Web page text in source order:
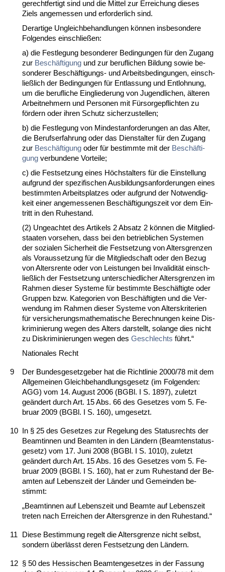
ge­recht­fer­tigt sind und die Mit­tel zur Er­rei­chung die­ses
Ziels an­ge­mes­sen und er­for­der­lich sind.
Der­ar­ti­ge Un­gleich­be­hand­lun­gen können ins­be­son­de­re
Fol­gen­des ein­sch­ließen:
a) die Fest­le­gung be­son­de­rer Be­din­gun­gen für den Zu­gang
zur Beschäfti­gung und zur be­ruf­li­chen Bil­dung so­wie be­
son­de­rer Beschäfti­gungs- und Ar­beits­be­din­gun­gen, ein­sch­
ließlich der Be­din­gun­gen für Ent­las­sung und Ent­loh­nung,
um die be­ruf­li­che Ein­glie­de­rung von Ju­gend­li­chen, älte­ren
Ar­beit­neh­mern und Per­so­nen mit Fürsor­ge­pflich­ten zu
fördern oder ih­ren Schutz si­cher­zu­stel­len;
b) die Fest­le­gung von Min­dest­an­for­de­run­gen an das Al­ter,
die Be­rufs­er­fah­rung oder das Dienst­al­ter für den Zu­gang
zur Beschäfti­gung oder für be­stimm­te mit der Beschäfti­
gung ver­bun­de­ne Vor­tei­le;
c) die Fest­set­zung ei­nes Höchst­al­ters für die Ein­stel­lung
auf­grund der spe­zi­fi­schen Aus­bil­dungs­an­for­de­run­gen ei­nes
be­stimm­ten Ar­beits­plat­zes oder auf­grund der Not­wen­dig­
keit ei­ner an­ge­mes­se­nen Beschäfti­gungs­zeit vor dem Ein­
tritt in den Ru­he­stand.
(2) Un­ge­ach­tet des Ar­ti­kels 2 Ab­satz 2 können die Mit­glied­
staa­ten vor­se­hen, dass bei den be­trieb­li­chen Sys­te­men
der so­zia­len Si­cher­heit die Fest­set­zung von Al­ters­gren­zen
als Vor­aus­set­zung für die Mit­glied­schaft oder den Be­zug
von Al­ters­ren­te oder von Leis­tun­gen bei In­va­li­dität ein­sch­
ließlich der Fest­set­zung un­ter­schied­li­cher Al­ters­gren­zen im
Rah­men die­ser Sys­te­me für be­stimm­te Beschäftig­te oder
Grup­pen bzw. Ka­te­go­ri­en von Beschäftig­ten und die Ver­
wen­dung im Rah­men die­ser Sys­te­me von Al­ters­kri­te­ri­en
für ver­si­che­rungs­ma­the­ma­ti­sche Be­rech­nun­gen kei­ne Dis­
kri­mi­nie­rung we­gen des Al­ters dar­stellt, so­lan­ge dies nicht
zu Dis­kri­mi­nie­run­gen we­gen des Ge­schlechts führt.“
Na­tio­na­les Recht
9
Der Bun­des­ge­setz­ge­ber hat die Richt­li­nie 2000/78 mit dem
All­ge­mei­nen Gleich­be­hand­lungs­ge­setz (im Fol­gen­den:
AGG) vom 14. Au­gust 2006 (BGBl. I S. 1897), zu­letzt
geändert durch Art. 15 Abs. 66 des Ge­set­zes vom 5. Fe­
bru­ar 2009 (BGBl. I S. 160), um­ge­setzt.
10 In § 25 des Ge­set­zes zur Re­ge­lung des Sta­tus­rechts der
Be­am­tin­nen und Be­am­ten in den Ländern (Be­am­ten­sta­tus­
ge­setz) vom 17. Ju­ni 2008 (BGBl. I S. 1010), zu­letzt
geändert durch Art. 15 Abs. 16 des Ge­set­zes vom 5. Fe­
bru­ar 2009 (BGBl. I S. 160), hat er zum Ru­he­stand der Be­
am­ten auf Le­bens­zeit der Länder und Ge­mein­den be­
stimmt:
„Be­am­tin­nen auf Le­bens­zeit und Be­am­te auf Le­bens­zeit
tre­ten nach Er­rei­chen der Al­ters­gren­ze in den Ru­he­stand.“
11
Die­se Be­stim­mung re­gelt die Al­ters­gren­ze nicht selbst,
son­dern überlässt de­ren Fest­set­zung den Ländern.
12 § 50 des Hes­si­schen Be­am­ten­ge­set­zes in der Fas­sung